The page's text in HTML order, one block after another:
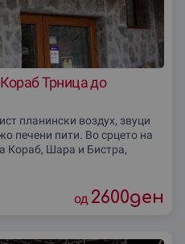
Трница до
планински воздух, звуци
печени пити. Во срцето на
Кораб, Шара и Бистра,
од 2600ден